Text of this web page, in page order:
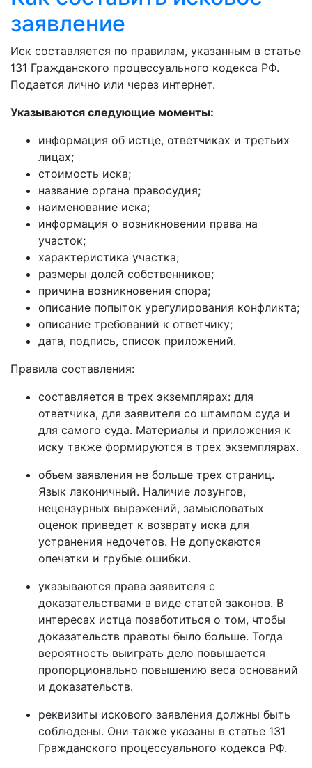
заявление
Иск составляется по правилам, указанным в статье
131 Гражданского процессуального кодекса РФ.
Подается лично или через интернет.
Указываются следующие моменты:
информация об истце, ответчиках и третьих
лицах;
стоимость иска;
название органа правосудия;
наименование иска;
информация о возникновении права на
участок;
характеристика участка;
размеры долей собственников;
причина возникновения спора;
описание попыток урегулирования конфликта;
описание требований к ответчику;
дата, подпись, список приложений.
Правила составления:
составляется в трех экземплярах: для
ответчика, для заявителя со штампом суда и
для самого суда. Материалы и приложения к
иску также формируются в трех экземплярах.
объем заявления не больше трех страниц.
Язык лаконичный. Наличие лозунгов,
нецензурных выражений, замысловатых
оценок приведет к возврату иска для
устранения недочетов. Не допускаются
опечатки и грубые ошибки.
указываются права заявителя с
доказательствами в виде статей законов. В
интересах истца позаботиться о том, чтобы
доказательств правоты было больше. Тогда
вероятность выиграть дело повышается
пропорционально повышению веса оснований
и доказательств.
реквизиты искового заявления должны быть
соблюдены. Они также указаны в статье 131
Гражданского процессуального кодекса РФ.